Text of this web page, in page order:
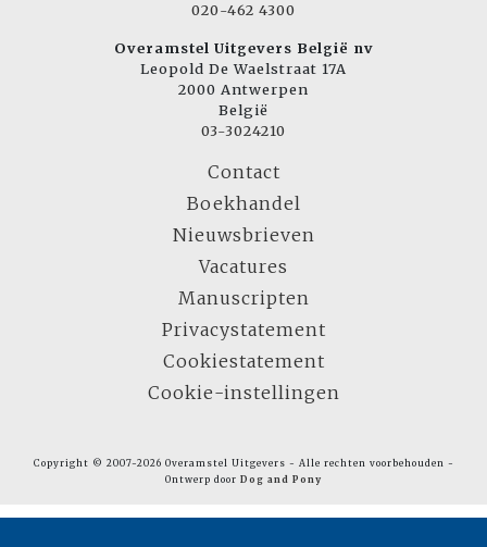
020-462 4300
Overamstel Uitgevers België nv
Leopold De Waelstraat 17A
2000 Antwerpen
België
03-3024210
Contact
Boekhandel
Nieuwsbrieven
Vacatures
Manuscripten
Privacystatement
Cookiestatement
Cookie-instellingen
Copyright © 2007-2026 Overamstel Uitgevers - Alle rechten voorbehouden -
Ontwerp door Dog and Pony